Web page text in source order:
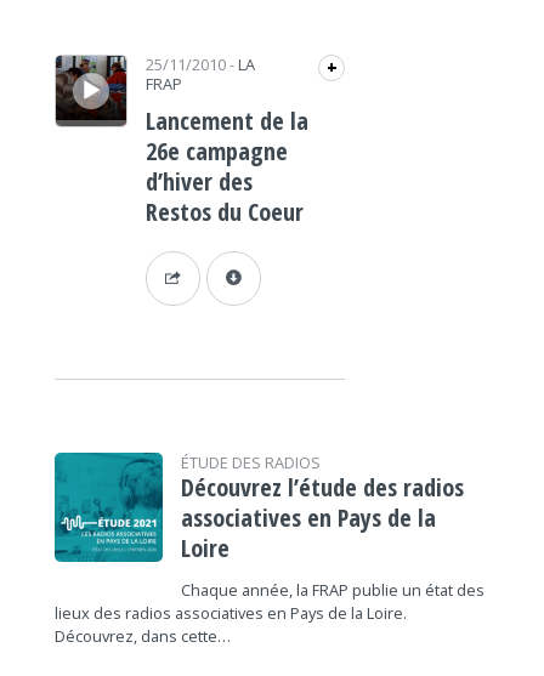
Lecteur audio 25/11/2010- LA
FRAP
+
Lancement de la
26e campagne
d’hiver des
Restos du Coeur
ÉTUDE DES RADIOS
Découvrez l’étude des radios
associatives en Pays de la
Loire
Chaque année, la FRAP publie un état des
lieux des radios associatives en Pays de la Loire.
Découvrez, dans cette…